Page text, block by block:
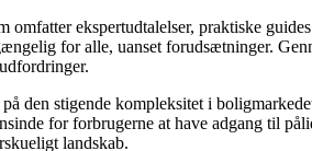
ekspertudtalelser, praktiske
for alle, uanset forudsætninger.
den stigende kompleksitet i
for forbrugerne at have adgang til
landskab.